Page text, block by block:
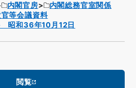
内閣官房
内閣総務官室関係
等会議資料
昭和36年10月12日
閲覧